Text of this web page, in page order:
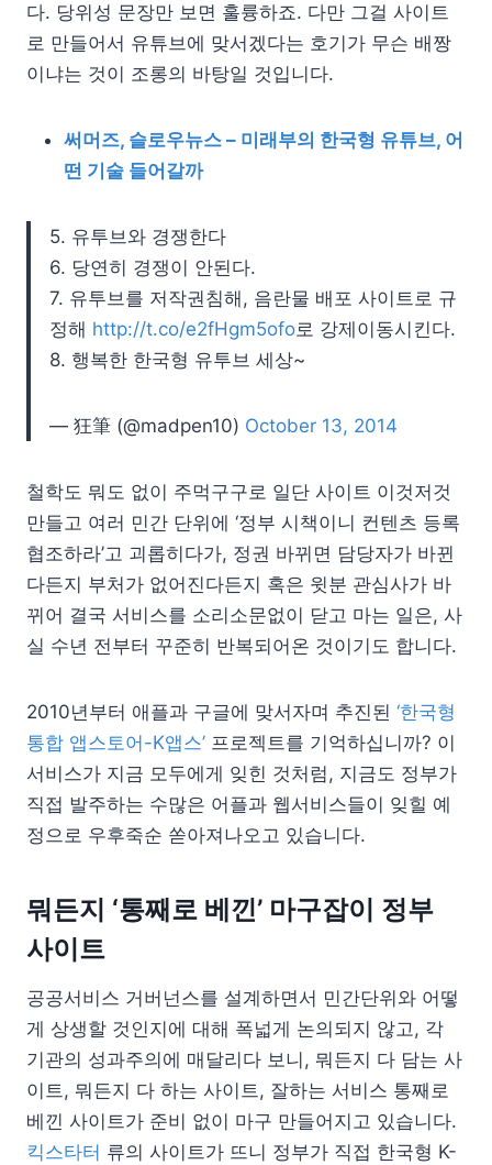
다. 당위성 문장만 보면 훌륭하죠. 다만 그걸 사이트
로 만들어서 유튜브에 맞서겠다는 호기가 무슨 배짱
이냐는 것이 조롱의 바탕일 것입니다.
써머즈, 슬로우뉴스 – 미래부의 한국형 유튜브, 어
떤 기술 들어갈까
5. 유투브와 경쟁한다
6. 당연히 경쟁이 안된다.
7. 유투브를 저작권침해, 음란물 배포 사이트로 규
정해 http://t.co/e2fHgm5ofo로 강제이동시킨다.
8. 행복한 한국형 유투브 세상~
— 狂筆 (@madpen10) October 13, 2014
철학도 뭐도 없이 주먹구구로 일단 사이트 이것저것
만들고 여러 민간 단위에 ‘정부 시책이니 컨텐츠 등록
협조하라’고 괴롭히다가, 정권 바뀌면 담당자가 바뀐
다든지 부처가 없어진다든지 혹은 윗분 관심사가 바
뀌어 결국 서비스를 소리소문없이 닫고 마는 일은, 사
실 수년 전부터 꾸준히 반복되어온 것이기도 합니다.
2010년부터 애플과 구글에 맞서자며 추진된 ‘한국형
통합 앱스토어-K앱스’ 프로젝트를 기억하십니까? 이
서비스가 지금 모두에게 잊힌 것처럼, 지금도 정부가
직접 발주하는 수많은 어플과 웹서비스들이 잊힐 예
정으로 우후죽순 쏟아져나오고 있습니다.
뭐든지 ‘통째로 베낀’ 마구잡이 정부
사이트
공공서비스 거버넌스를 설계하면서 민간단위와 어떻
게 상생할 것인지에 대해 폭넓게 논의되지 않고, 각
기관의 성과주의에 매달리다 보니, 뭐든지 다 담는 사
이트, 뭐든지 다 하는 사이트, 잘하는 서비스 통째로
베낀 사이트가 준비 없이 마구 만들어지고 있습니다.
킥스타터 류의 사이트가 뜨니 정부가 직접 한국형 K-